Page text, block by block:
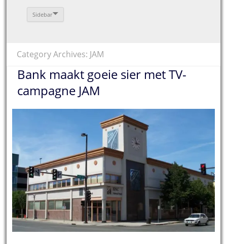
Sidebar
Category Archives: JAM
Bank maakt goeie sier met TV-
campagne JAM